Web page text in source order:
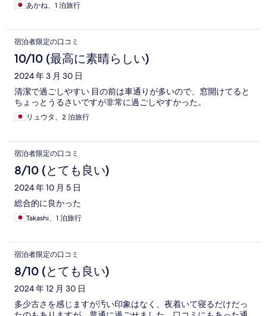
あかね、1 泊旅行
宿泊者限定の口コミ
10/10 (最高に素晴らしい)
2024 年 3 月 30 日
清潔で過ごしやすい 目の前は車通りが多いので、窓開けてると
ちょっとうるさいですが非常に過ごしやすかった。
リュウタ、2 泊旅行
宿泊者限定の口コミ
8/10 (とても良い)
2024 年 10 月 5 日
総合的に良かった
Takashi、1 泊旅行
宿泊者限定の口コミ
8/10 (とても良い)
2024 年 12 月 30 日
多少古さを感じますが汚い印象はなく、夜着いて寝るだけだっ